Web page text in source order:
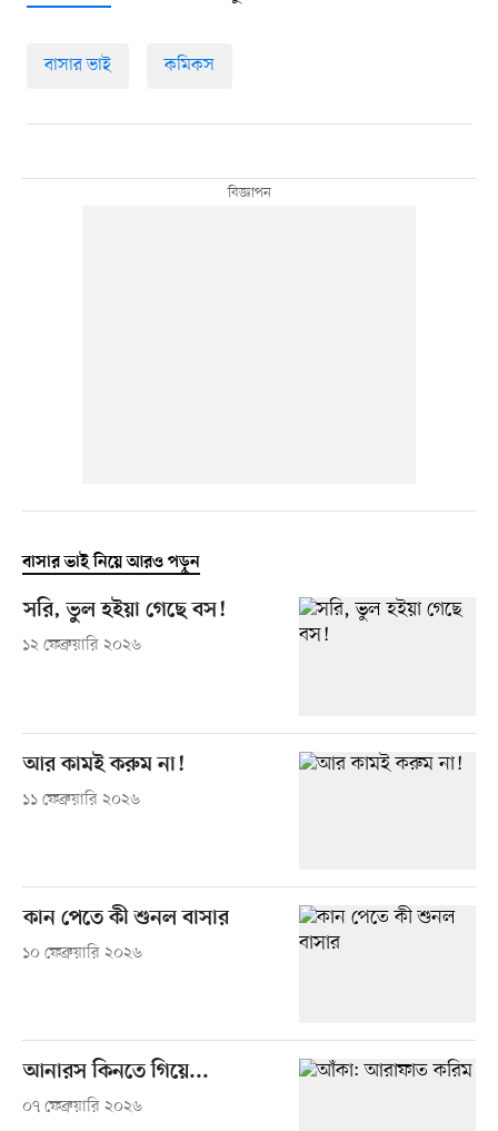
বাসার ভাই কমিকস
বাসার ভাই নিয়ে আরও পড়ুন
সরি, ভুল হইয়া গেছে বস!
১২ ফেব্রুয়ারি ২০২৬
আর কামই করুম না!
১১ ফেব্রুয়ারি ২০২৬
কান পেতে কী শুনল বাসার
১০ ফেব্রুয়ারি ২০২৬
আনারস কিনতে গিয়ে...
০৭ ফেব্রুয়ারি ২০২৬